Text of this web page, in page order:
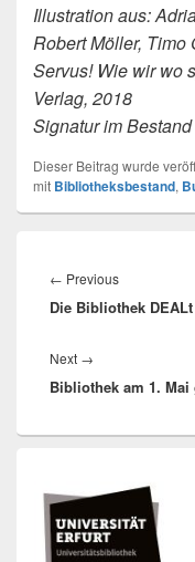
Illustration aus:
Robert Möller, Timo
Servus! Wie wir wo
Verlag, 2018
Signatur im
Dieser Beitrag wurde
mit Bibliotheksbestand,
← PreviousPrevious
post:
Die Bibliothek DEALt
Next →
post:
Bibliothek am 1. Mai
Widget-
Bereich